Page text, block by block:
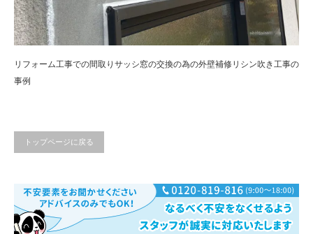
リフォーム工事での間取りサッシ窓の交換の為の外壁補修リシン吹き工事の
事例
トップページに戻る